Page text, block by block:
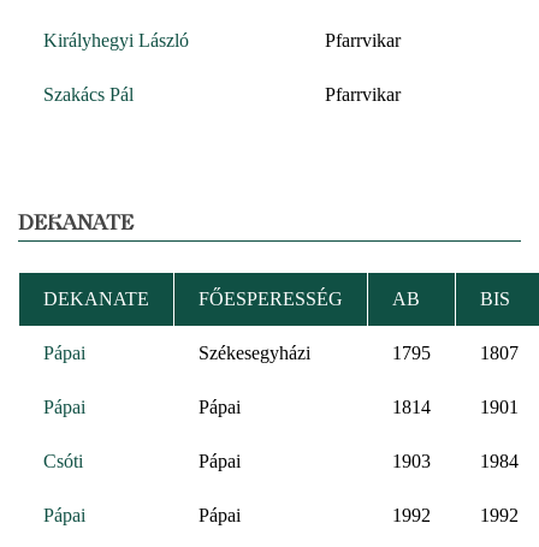
Királyhegyi László Pfarrvikar
Szakács Pál Pfarrvikar
DEKANATE
DEKANATE FŐESPERESSÉG AB BIS
Pápai Székesegyházi 1795 1807
Pápai Pápai 1814 1901
Csóti Pápai 1903 1984
Pápai Pápai 1992 1992